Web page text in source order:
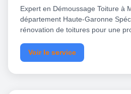
Expert en Démoussage Toiture à
département Haute-Garonne
rénovation de toitures pour une
Voir le service